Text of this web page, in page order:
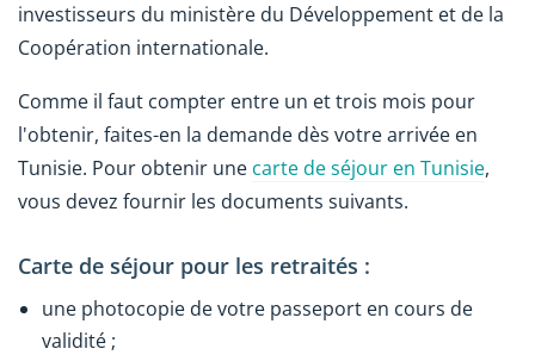
investisseurs du ministère du Développement et de la
Coopération internationale.
Comme il faut compter entre un et trois mois pour
l'obtenir, faites-en la demande dès votre arrivée en
Tunisie. Pour obtenir une carte de séjour en Tunisie,
vous devez fournir les documents suivants.
Carte de séjour pour les retraités :
une photocopie de votre passeport en cours de
validité ;